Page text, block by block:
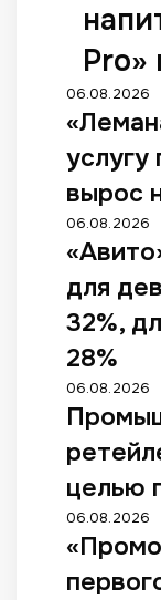
Pro»
06.08.2026
услугу
вырос
06.08.2026
для
32%,
28%
06.08.2026
целью
06.08.2026